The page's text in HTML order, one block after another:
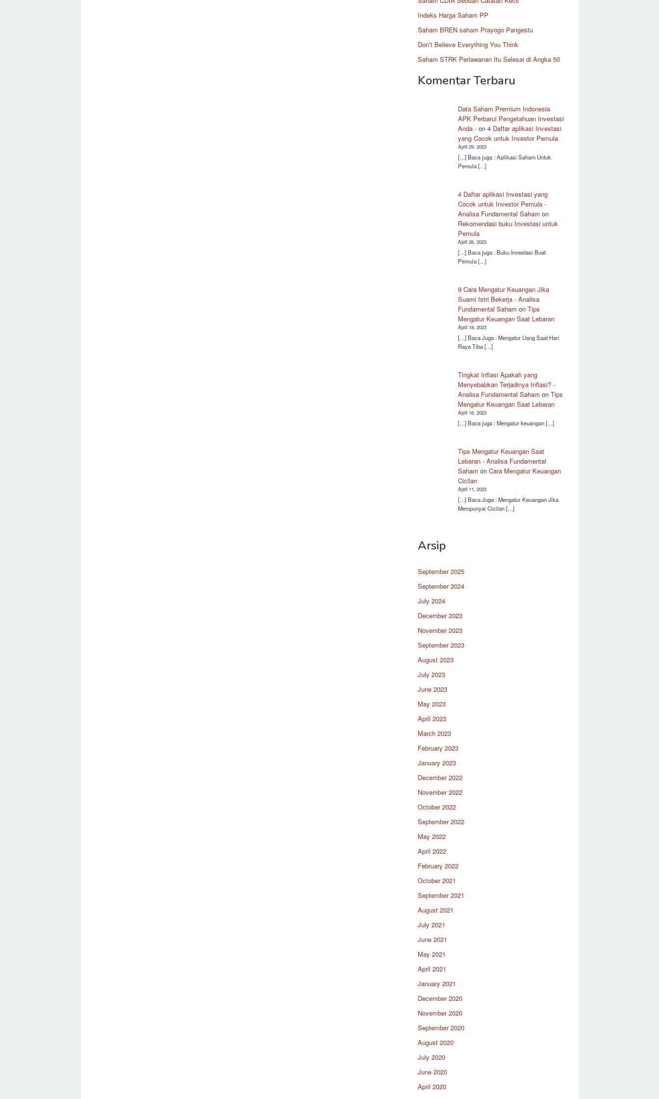
Indeks Harga Saham PP
Saham BREN saham Prayogo Pangestu
Don’t Believe Everything You Think
Saham STRK Perlawanan Itu Selesai di Angka 50
Komentar Terbaru
Data Saham Premium Indonesia
APK Perbarui Pengetahuan Investasi
Anda - on4 Daftar aplikasi Investasi
yang Cocok untuk Investor Pemula
April 29, 2023
[…] Baca juga : Aplikasi Saham Untuk
Pemula […]
4 Daftar aplikasi Investasi yang
Cocok untuk Investor Pemula -
Analisa Fundamental Saham on
Rekomendasi buku Investasi untuk
Pemula
April 26, 2023
[…] Baca juga : Buku Investasi Buat
Pemula […]
9 Cara Mengatur Keuangan Jika
Suami Istri Bekerja - Analisa
Fundamental Saham onTips
Mengatur Keuangan Saat Lebaran
April 18, 2023
[…] Baca Juga : Mengatur Uang Saat Hari
Raya Tiba […]
Tingkat Inflasi Apakah yang
Menyebabkan Terjadinya Inflasi? -
Analisa Fundamental Saham onTips
Mengatur Keuangan Saat Lebaran
April 16, 2023
[…] Baca juga : Mengatur keuangan […]
Tips Mengatur Keuangan Saat
Lebaran - Analisa Fundamental
Saham onCara Mengatur Keuangan
Cicilan
April 11, 2023
[…] Baca Juga : Mengatur Keuangan Jika
Mempunyai Cicilan […]
Arsip
September 2025
September 2024
July 2024
December 2023
November 2023
September 2023
August 2023
July 2023
June 2023
May 2023
April 2023
March 2023
February 2023
January 2023
December 2022
November 2022
October 2022
September 2022
May 2022
April 2022
February 2022
October 2021
September 2021
August 2021
July 2021
June 2021
May 2021
April 2021
January 2021
December 2020
November 2020
September 2020
August 2020
July 2020
June 2020
April 2020